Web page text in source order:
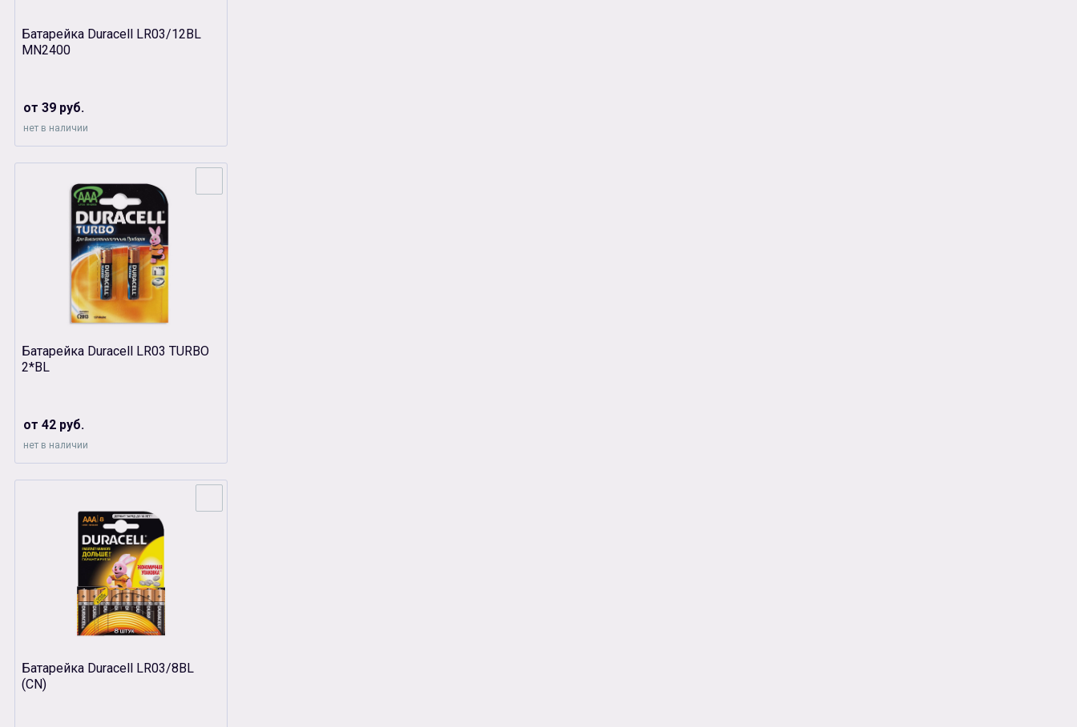
Батарейка Duracell LR03/12BL
MN2400
от 39 руб.
нет в наличии
Батарейка Duracell LR03 TURBO
2*BL
от 42 руб.
нет в наличии
Батарейка Duracell LR03/8BL
(CN)